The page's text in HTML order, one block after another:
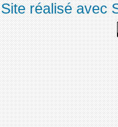
Site réalisé avec